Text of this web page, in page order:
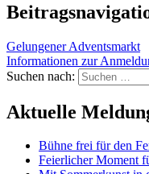
Gelungener Adventsmarkt
Informationen zur
Suchen nach:
Aktuelle
Bühne frei für den
Feierlicher Moment